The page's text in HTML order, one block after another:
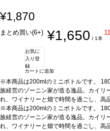
¥1,870
まとめ買い(6+) ¥1,650 / 1本
お気に
入り登
録
カートに追加
※本商品は200mlのミニボトルです。
族経営のゾーニン家が造る逸品。カイリ
れ、ワイナリーと畑で時間を過ごし、高
璧なパートナーを見つけたことが始まり
なイチゴ、ラズベリー、花などを示す、
とすっきりとした味わいを持ち、爽やか
※本商品は200mlのミニボトルです。
族経営のゾーニン家が造る逸品。カイリ
れ、ワイナリーと畑で時間を過ごし、高